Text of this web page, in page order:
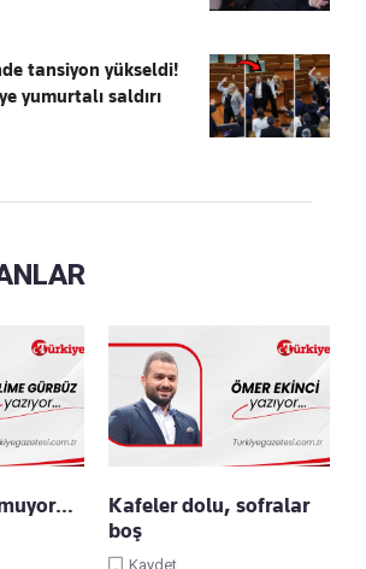
tansiyon yükseldi!
yumurtalı saldırı
Kafeler dolu, sofralar
boş
Kaydet